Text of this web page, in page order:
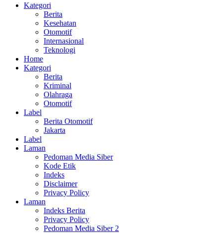
Kategori
Berita
Kesehatan
Otomotif
Internasional
Teknologi
Home
Kategori
Berita
Kriminal
Olahraga
Otomotif
Label
Berita Otomotif
Jakarta
Label
Laman
Pedoman Media Siber
Kode Etik
Indeks
Disclaimer
Privacy Policy
Laman
Indeks Berita
Privacy Policy
Pedoman Media Siber 2